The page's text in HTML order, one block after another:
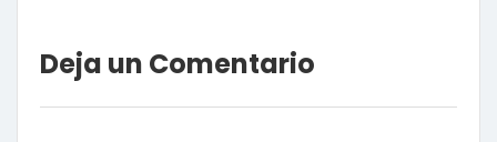
Deja un Comentario